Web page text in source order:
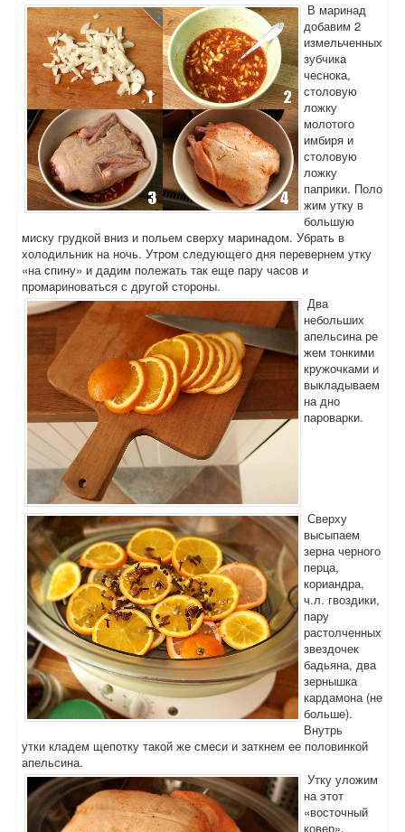
В маринад
добавим 2
измельченных
зубчика
чеснока,
столовую
ложку
молотого
имбиря и
столовую
ложку
паприки. Поло
жим утку в
большую
миску грудкой вниз и польем сверху маринадом. Убрать в
холодильник на ночь. Утром следующего дня перевернем утку
«на спину» и дадим полежать так еще пару часов и
промариноваться с другой стороны.
Два
небольших
апельсина ре
жем тонкими
кружочками и
выкладываем
на дно
пароварки.
Сверху
высыпаем
зерна черного
перца,
кориандра,
ч.л. гвоздики,
пару
растолченных
звездочек
бадьяна, два
зернышка
кардамона (не
больше).
Внутрь
утки кладем щепотку такой же смеси и заткнем ее половинкой
апельсина.
Утку уложим
на этот
«восточный
ковер».